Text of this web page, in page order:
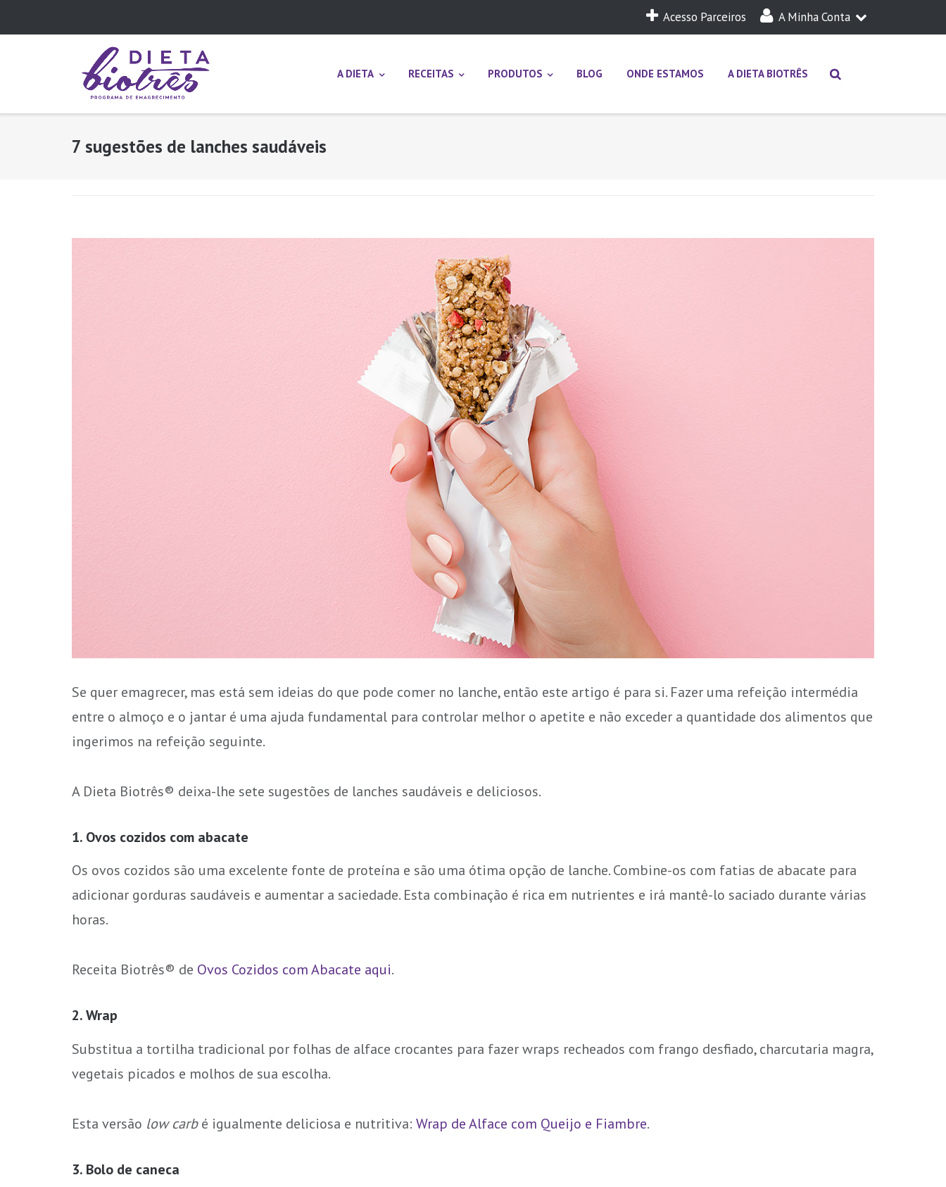
Acesso Parceiros A Minha Conta
Login
A DIETA RECEITAS PRODUTOS BLOG ONDE ESTAMOS A DIETA BIOTRÊS
7 sugestões de lanches saudáveis
Se quer emagrecer, mas está sem ideias do que pode comer no lanche, então este artigo é para si. Fazer uma refeição intermédia
entre o almoço e o jantar é uma ajuda fundamental para controlar melhor o apetite e não exceder a quantidade dos alimentos que
ingerimos na refeição seguinte.
A Dieta Biotrês® deixa-lhe sete sugestões de lanches saudáveis e deliciosos.
1. Ovos cozidos com abacate
Os ovos cozidos são uma excelente fonte de proteína e são uma ótima opção de lanche. Combine-os com fatias de abacate para
adicionar gorduras saudáveis e aumentar a saciedade. Esta combinação é rica em nutrientes e irá mantê-lo saciado durante várias
horas.
Receita Biotrês® de Ovos Cozidos com Abacate aqui.
2. Wrap
Substitua a tortilha tradicional por folhas de alface crocantes para fazer wraps recheados com frango desfiado, charcutaria magra,
vegetais picados e molhos de sua escolha.
Esta versão low carbé igualmente deliciosa e nutritiva: Wrap de Alface com Queijo e Fiambre.
3. Bolo de caneca